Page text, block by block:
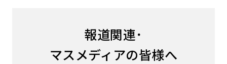
報道関連･
マスメディアの皆様へ